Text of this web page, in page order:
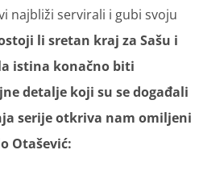
najbliži servirali i gubi svoju
li sretan kraj za Sašu i
istina konačno biti
detalje koji su se događali
serije otkriva nam omiljeni
Otašević: